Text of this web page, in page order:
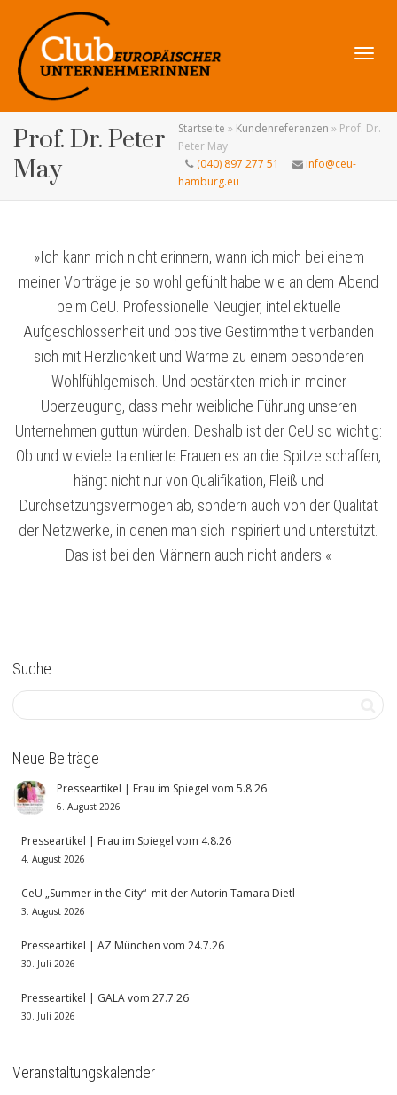
Prof. Dr. Peter
May
Startseite » Kundenreferenzen » Prof. Dr.
Peter May
(040) 897 277 51
info@ceu-
hamburg.eu
»Ich kann mich nicht erinnern, wann ich mich bei einem
meiner Vorträge je so wohl gefühlt habe wie an dem Abend
beim CeU. Professionelle Neugier, intellektuelle
Aufgeschlossenheit und positive Gestimmtheit verbanden
sich mit Herzlichkeit und Wärme zu einem besonderen
Wohlfühlgemisch. Und bestärkten mich in meiner
Überzeugung, dass mehr weibliche Führung unseren
Unternehmen guttun würden. Deshalb ist der CeU so wichtig:
Ob und wieviele talentierte Frauen es an die Spitze schaffen,
hängt nicht nur von Qualifikation, Fleiß und
Durchsetzungsvermögen ab, sondern auch von der Qualität
der Netzwerke, in denen man sich inspiriert und unterstützt.
Das ist bei den Männern auch nicht anders.«
Suche
Neue Beiträge
Presseartikel | Frau im Spiegel vom 5.8.26
6. August 2026
Presseartikel | Frau im Spiegel vom 4.8.26
4. August 2026
CeU „Summer in the City“ mit der Autorin Tamara Dietl
3. August 2026
Presseartikel | AZ München vom 24.7.26
30. Juli 2026
Presseartikel | GALA vom 27.7.26
30. Juli 2026
Veranstaltungskalender